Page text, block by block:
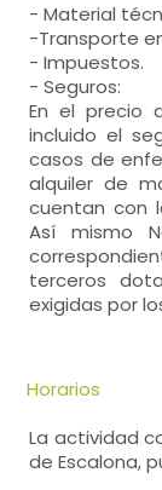
- Material
-Transporte
- Impuestos.
- Seguros:
En el precio
incluido el
casos de
alquiler de
cuentan con
Así mismo
terceros
exigidas por
Horarios
La actividad
de Escalona,